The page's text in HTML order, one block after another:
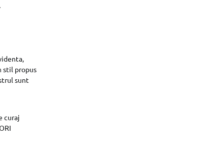
stil propus
sunt
curaj